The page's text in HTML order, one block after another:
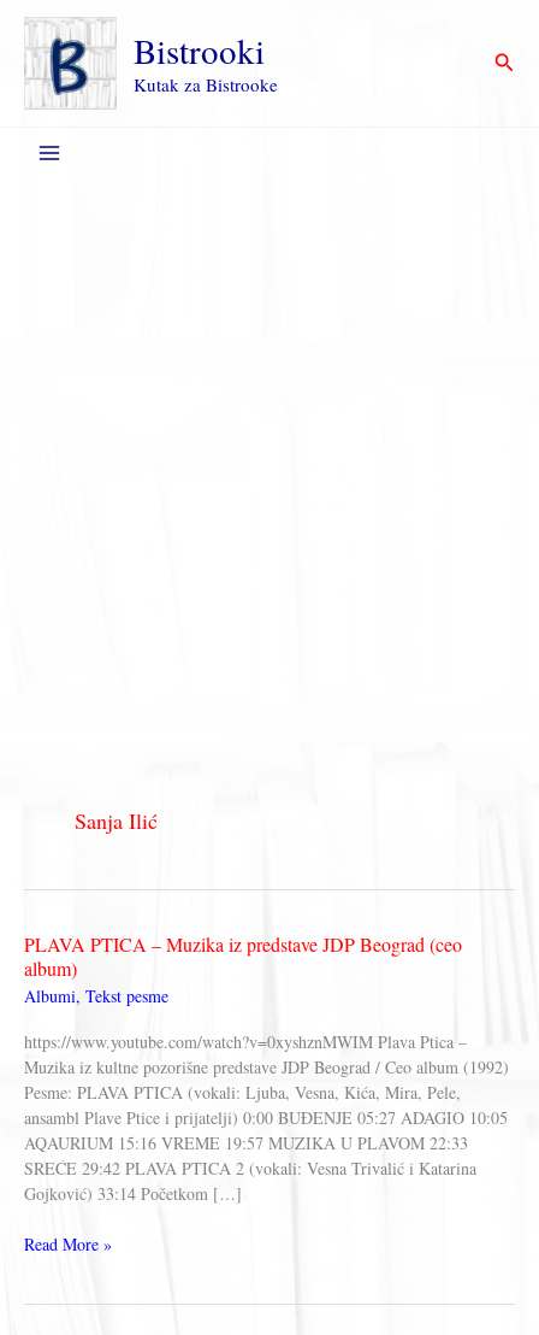
Пређи
садржај
Bistrooki
Kutak za Bistrooke
Sanja Ilić
PLAVA PTICA – Muzika iz predstave JDP Beograd (ceo
album)
Albumi, Tekst pesme
https://www.youtube.com/watch?v=0xyshznMWIM Plava Ptica –
Muzika iz kultne pozorišne predstave JDP Beograd / Ceo album (1992)
Pesme: PLAVA PTICA (vokali: Ljuba, Vesna, Kića, Mira, Pele,
ansambl Plave Ptice i prijatelji) 0:00 BUĐENJE 05:27 ADAGIO 10:05
AQAURIUM 15:16 VREME 19:57 MUZIKA U PLAVOM 22:33
SREĆE 29:42 PLAVA PTICA 2 (vokali: Vesna Trivalić i Katarina
Gojković) 33:14 Početkom […]
PLAVA
Read More »